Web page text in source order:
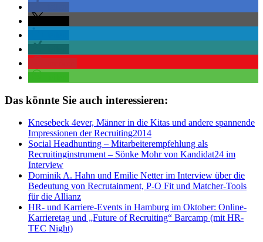
Das könnte Sie auch interessieren:
Knesebeck 4ever, Männer in die Kitas und andere spannende
Impressionen der Recruiting2014
Social Headhunting – Mitarbeiterempfehlung als
Recruitinginstrument – Sönke Mohr von Kandidat24 im
Interview
Dominik A. Hahn und Emilie Netter im Interview über die
Bedeutung von Recrutainment, P-O Fit und Matcher-Tools
für die Allianz
HR- und Karriere-Events in Hamburg im Oktober: Online-
Karrieretag und „Future of Recruiting“ Barcamp (mit HR-
TEC Night)